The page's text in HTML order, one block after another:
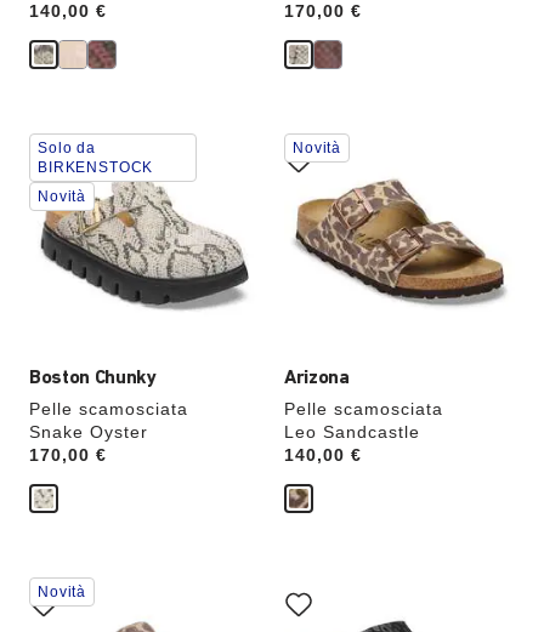
Price:
140,00 €
Price:
170,00 €
Boston Chunky
Pelle scamosciata
Snake Oyster
Price:
170,00 €
Interagendo
con
le
anteprime
dei
colori,
l’immagine
Solo da
BIRKENSTOCK
Novità
Arizona
Pelle scamosciata
Leo Sandcastle
Price:
140,00 €
Interagendo
con
anteprime
dei
colori,
l’immagine
Novità
Interagendo
conNovità
con